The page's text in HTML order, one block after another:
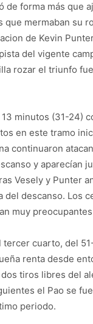
de forma más que
que mermaban su
de Kevin
del vigente
rozar el triunfo
minutos (31-24)
en este tramo
continuaron
y aparecían
Vesely y Punter
del descanso. Los
muy
tercer cuarto, del
renta desde
tiros libres del
el Pao se
periodo.